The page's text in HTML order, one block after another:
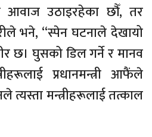
आवाज उठाइरहेका छौँ, तर
भने, “स्पेन घटनाले देखायो
छ। घुसको डिल गर्ने र मानव
प्रधानमन्त्री आफैंले
त्यस्ता मन्त्रीहरूलाई तत्काल